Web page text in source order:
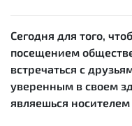
Сегодня для того,
посещением
встречаться с
уверенным в своем
являешься носителем